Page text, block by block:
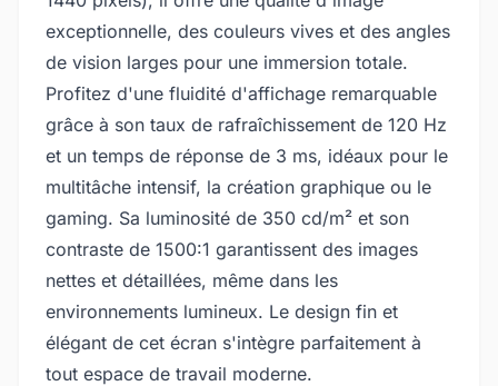
exceptionnelle, des couleurs vives et des angles
de vision larges pour une immersion totale.
Profitez d'une fluidité d'affichage remarquable
grâce à son taux de rafraîchissement de 120 Hz
et un temps de réponse de 3 ms, idéaux pour le
multitâche intensif, la création graphique ou le
gaming. Sa luminosité de 350 cd/m² et son
contraste de 1500:1 garantissent des images
nettes et détaillées, même dans les
environnements lumineux. Le design fin et
élégant de cet écran s'intègre parfaitement à
tout espace de travail moderne.